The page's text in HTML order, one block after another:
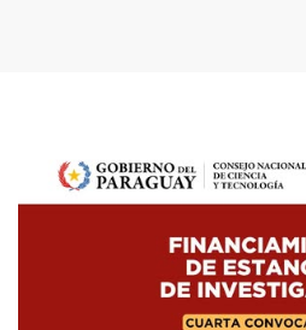
Docentes
investigadores